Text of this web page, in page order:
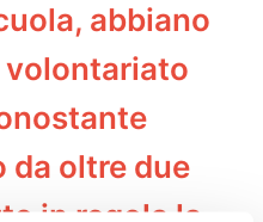
abbiano
da oltre due